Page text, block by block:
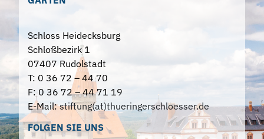
Schloss Heidecksburg
Schloßbezirk 1
07407 Rudolstadt
T: 0 36 72 – 44 70
F: 0 36 72 – 44 71 19
E-Mail:stiftung(at)thueringerschloesser.de
FOLGEN SIE UNS